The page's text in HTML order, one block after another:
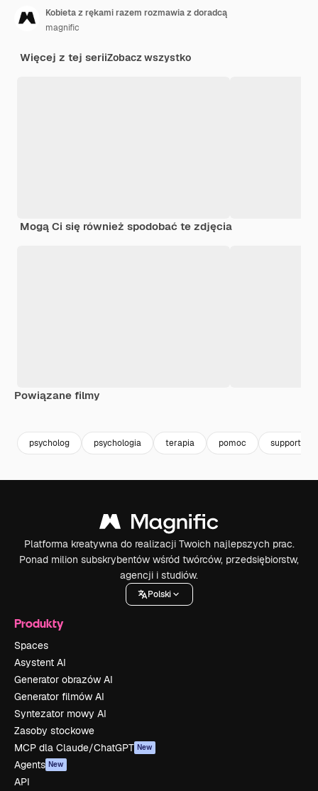
Kobieta z rękami razem rozmawia z doradcą
magnific
Więcej z tej seriiZobacz wszystko
Mogą Ci się również spodobać te zdjęcia
Powiązane filmy
psycholog psychologia terapia pomoc support
Platforma kreatywna do realizacji Twoich najlepszych prac.
Ponad milion subskrybentów wśród twórców, przedsiębiorstw,
agencji i studiów.
Polski
Produkty
Spaces
Asystent AI
Generator obrazów AI
Generator filmów AI
Syntezator mowy AI
Zasoby stockowe
MCP dla Claude/ChatGPT New
Agents New
API